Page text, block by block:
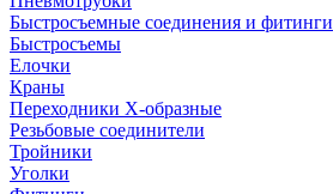
Быстросъемные соединения и фитинги
Быстросъемы
Елочки
Краны
Переходники Х-образные
Резьбовые соединители
Тройники
Уголки